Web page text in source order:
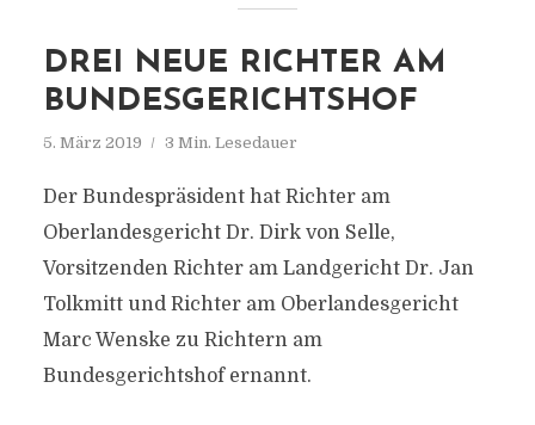
DREI NEUE RICHTER AM
BUNDESGERICHTSHOF
5. März 2019 3 Min. Lesedauer
Der Bundespräsident hat Richter am
Oberlandesgericht Dr. Dirk von Selle,
Vorsitzenden Richter am Landgericht Dr. Jan
Tolkmitt und Richter am Oberlandesgericht
Marc Wenske zu Richtern am
Bundesgerichtshof ernannt.